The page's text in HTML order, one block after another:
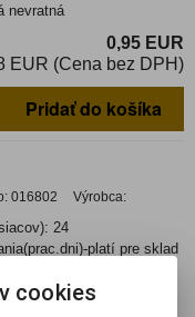
nevratná
0,95 EUR
EUR (Cena bez DPH)
Pridať do košíka
016802 Výrobca:
24
platí pre sklad
nevratná
cookies